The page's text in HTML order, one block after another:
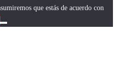
que estás de acuerdo con